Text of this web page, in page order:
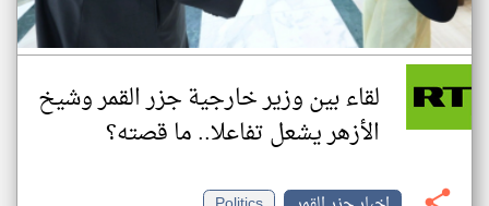
لقاء بين وزير خارجية جزر القمر وشيخ
الأزهر يشعل تفاعلا.. ما قصته؟